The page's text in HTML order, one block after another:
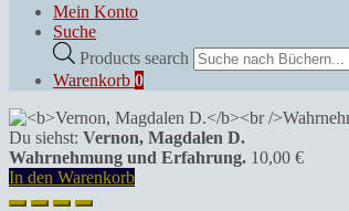
Mein Konto
Suche
Products search
Warenkorb 0
Du siehst: Vernon, Magdalen D.
Wahrnehmung und Erfahrung. 10,00 €
In den Warenkorb